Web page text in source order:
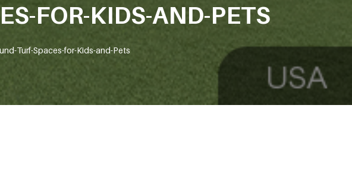
FOR-KIDS-AND-PETS
Turf-Spaces-for-Kids-and-Pets